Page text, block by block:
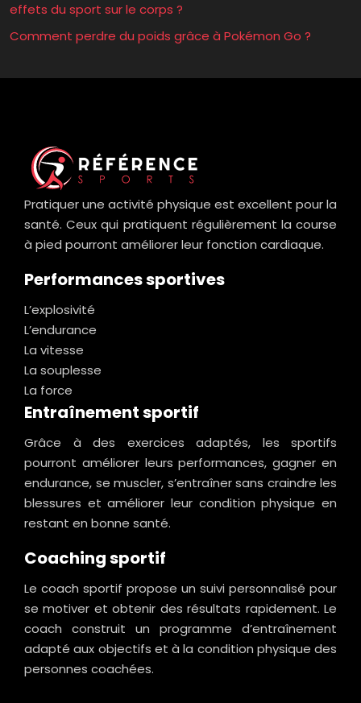
effets du sport sur le corps ?
Comment perdre du poids grâce à Pokémon Go ?
Pratiquer une activité physique est excellent pour la
santé. Ceux qui pratiquent régulièrement la course
à pied pourront améliorer leur fonction cardiaque.
Performances sportives
L’explosivité
L’endurance
La vitesse
La souplesse
La force
Entraînement sportif
Grâce à des exercices adaptés, les sportifs
pourront améliorer leurs performances, gagner en
endurance, se muscler, s’entraîner sans craindre les
blessures et améliorer leur condition physique en
restant en bonne santé.
Coaching sportif
Le coach sportif propose un suivi personnalisé pour
se motiver et obtenir des résultats rapidement. Le
coach construit un programme d’entraînement
adapté aux objectifs et à la condition physique des
personnes coachées.